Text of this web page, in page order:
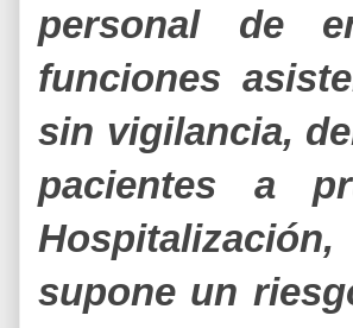
personal de
funciones
sin vigilancia,
pacientes a
supone un